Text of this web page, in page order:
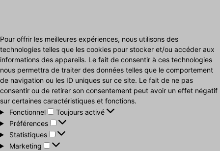
Pour offrir les meilleures expériences, nous utilisons des
technologies telles que les cookies pour stocker et/ou accéder aux
informations des appareils. Le fait de consentir à ces technologies
nous permettra de traiter des données telles que le comportement
de navigation ou les ID uniques sur ce site. Le fait de ne pas
consentir ou de retirer son consentement peut avoir un effet négatif
sur certaines caractéristiques et fonctions.
Fonctionnel
Fonctionnel
Toujours activé
Préférences
Préférences
Statistiques
Statistiques
Marketing
Marketing